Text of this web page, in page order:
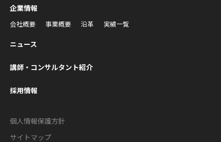
企業情報
会社概要 事業概要 沿革 実績一覧
ニュース
講師・コンサルタント紹介
採用情報
個人情報保護方針
サイトマップ